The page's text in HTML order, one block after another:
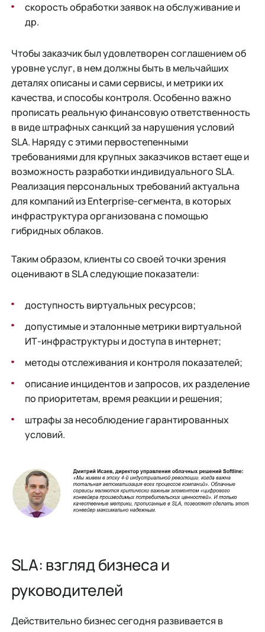
скорость обработки заявок на обслуживание и
др.
Чтобы заказчик был удовлетворен соглашением об
уровне услуг, в нем должны быть в мельчайших
деталях описаны и сами сервисы, и метрики их
качества, и способы контроля. Особенно важно
прописать реальную финансовую ответственность
в виде штрафных санкций за нарушения условий
SLA. Наряду с этими первостепенными
требованиями для крупных заказчиков встает еще и
возможность разработки индивидуального SLA.
Реализация персональных требований актуальна
для компаний из Enterprise-сегмента, в которых
инфраструктура организована с помощью
гибридных облаков.
Таким образом, клиенты со своей точки зрения
оценивают в SLA следующие показатели:
доступность виртуальных ресурсов;
допустимые и эталонные метрики виртуальной
ИТ-инфраструктуры и доступа в интернет;
методы отслеживания и контроля показателей;
описание инцидентов и запросов, их разделение
по приоритетам, время реакции и решения;
штрафы за несоблюдение гарантированных
условий.
SLA: взгляд бизнеса и
руководителей
Действительно бизнес сегодня развивается в